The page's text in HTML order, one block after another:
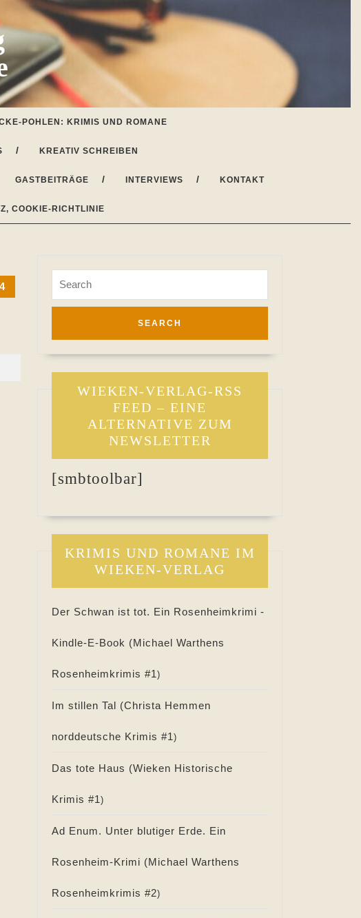
POHLEN: KRIMIS UND ROMANE
KREATIV SCHREIBEN
GASTBEITRÄGE INTERVIEWS KONTAKT
COOKIE-RICHTLINIE
for:
WIEKEN-VERLAG-RSS
FEED – EINE
ALTERNATIVE ZUM
NEWSLETTER
[smbtoolbar]
KRIMIS UND ROMANE IM
WIEKEN-VERLAG
Der Schwan ist tot. Ein Rosenheimkrimi -
Kindle-E-Book (Michael Warthens
Rosenheimkrimis #1)
Im stillen Tal (Christa Hemmen
norddeutsche Krimis #1)
Das tote Haus (Wieken Historische
Krimis #1)
Ad Enum. Unter blutiger Erde. Ein
Rosenheim-Krimi (Michael Warthens
Rosenheimkrimis #2)